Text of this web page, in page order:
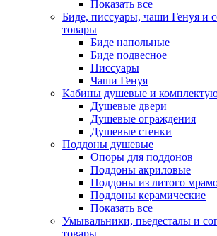
Показать все
Биде, писсуары, чаши Генуя и
товары
Биде напольные
Биде подвесное
Писсуары
Чаши Генуя
Кабины душевые и
Душевые двери
Душевые ограждения
Душевые стенки
Поддоны душевые
Опоры для поддонов
Поддоны акриловые
Поддоны из литого
Поддоны керамические
Показать все
Умывальники, пьедесталы и
товары